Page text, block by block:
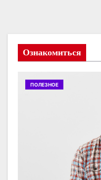
Ознакомиться
ПОЛЕЗНОЕ